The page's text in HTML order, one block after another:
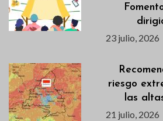
23 julio, 2026
riesgo
las
21 julio, 2026